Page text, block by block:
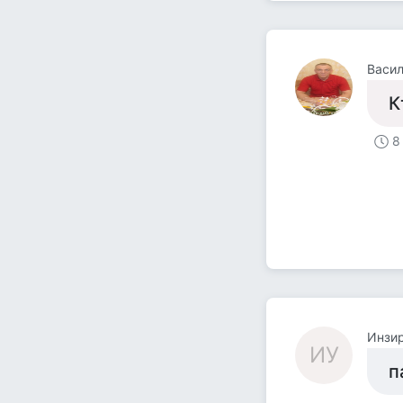
8
ИУ